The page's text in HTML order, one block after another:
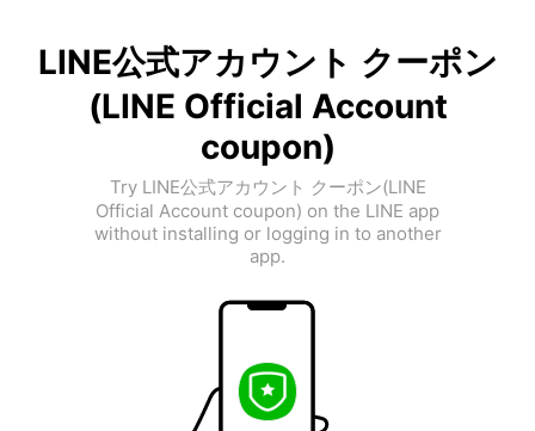
LINE公式アカウント クーポン
(LINE Official Account
coupon)
Try LINE公式アカウント クーポン(LINE
Official Account coupon) on the LINE app
without installing or logging in to another
app.